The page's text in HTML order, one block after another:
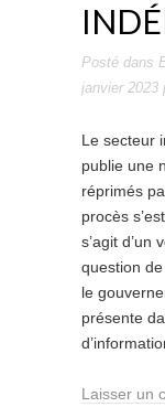
Posté dans
janvier 2023
Le secteur
publie une
réprimés
procès
s’agit d’un
question
le
présente
Laisser un